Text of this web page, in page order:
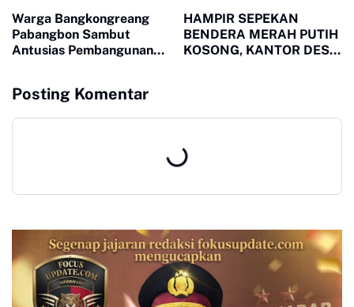
Warga Bangkongreang
Pabangbon Sambut
Antusias Pembangunan
HAMPIR SEPEKAN
BENDERA MERAH PUTIH
KOSONG, KANTOR DESA
Posting Komentar